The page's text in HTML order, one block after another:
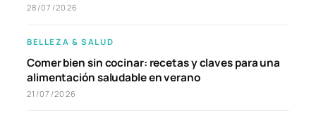
28/07/2026
BELLEZA & SALUD
Comer bien sin cocinar: recetas y claves para una
alimentación saludable en verano
21/07/2026